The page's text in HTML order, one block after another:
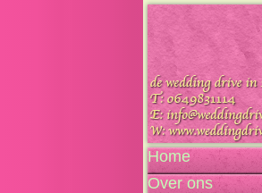
Home
Over ons